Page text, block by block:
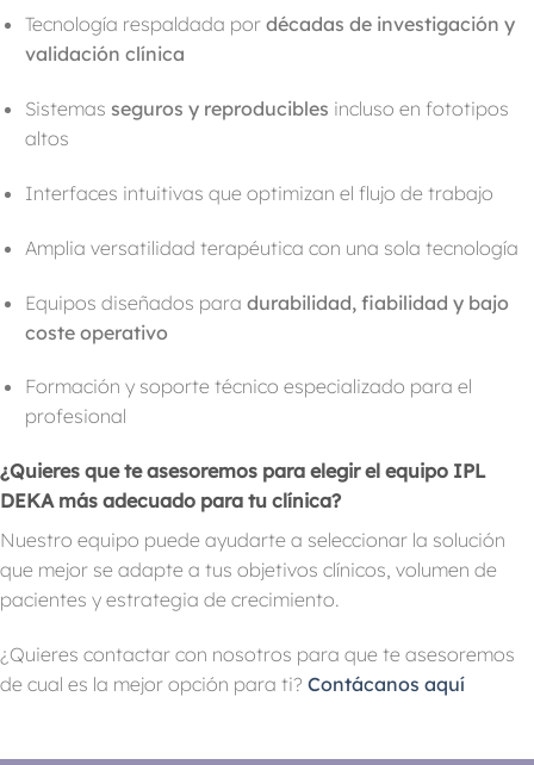
Tecnología respaldada por décadas de investigación y
validación clínica
Sistemas seguros y reproducibles incluso en fototipos
altos
Interfaces intuitivas que optimizan el flujo de trabajo
Amplia versatilidad terapéutica con una sola tecnología
Equipos diseñados para durabilidad, fiabilidad y bajo
coste operativo
Formación y soporte técnico especializado para el
profesional
¿Quieres que te asesoremos para elegir el equipo IPL
DEKA más adecuado para tu clínica?
Nuestro equipo puede ayudarte a seleccionar la solución
que mejor se adapte a tus objetivos clínicos, volumen de
pacientes y estrategia de crecimiento.
¿Quieres contactar con nosotros para que te asesoremos
de cual es la mejor opción para ti? Contácanos aquí